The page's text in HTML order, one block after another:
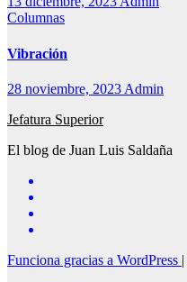
Columnas
Vibración
28 noviembre, 2023 Admin
Jefatura Superior
El blog de Juan Luis Saldaña
Funciona gracias a WordPress |